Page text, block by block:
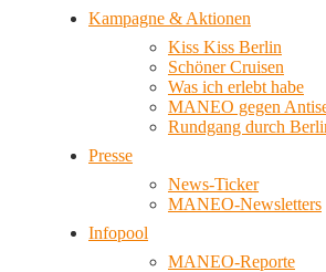
Kampagne & Aktionen
Kiss Kiss Berlin
Schöner Cruisen
Was ich erlebt habe
MANEO gegen
Rundgang durch
Presse
News-Ticker
MANEO-Newsletters
Infopool
MANEO-Reporte